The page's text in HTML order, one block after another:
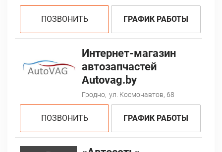
ПОЗВОНИТЬ ГРАФИК РАБОТЫ
Интернет-магазин
автозапчастей
Autovag.by
Гродно, ул. Космонавтов, 68
ПОЗВОНИТЬ ГРАФИК РАБОТЫ